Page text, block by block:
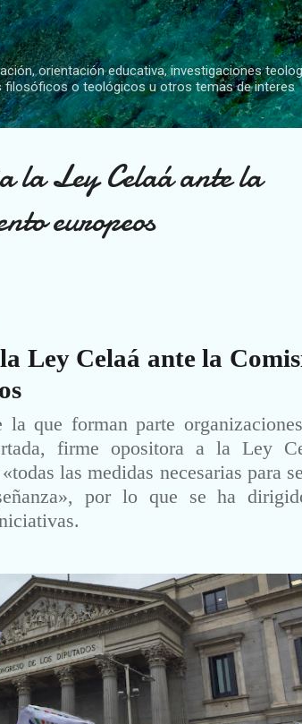
Ir al contenido principal
orientación educativa, investigaciones
filosóficos o teológicos u otros temas de interes
la Ley Celaá ante la
europeos
Ley Celaá ante la
que forman parte
firme opositora a la Ley
las medidas necesarias para
por lo que se ha